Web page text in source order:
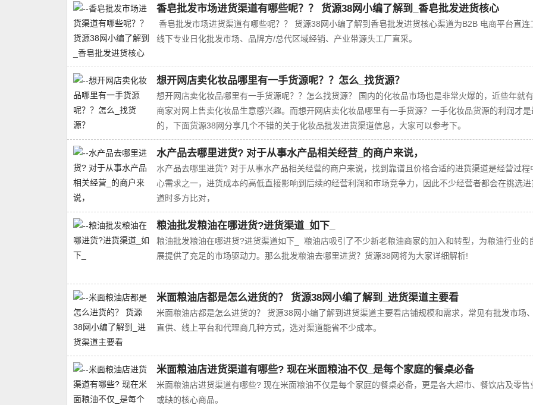
香皂批发市场进货渠道有哪些呢？？ 货源38网小编了解到_香皂批发进货核心
香皂批发市场进货渠道有哪些呢？？ 货源38网小编了解到香皂批发进货核心渠道为‌B2B 电商平台直连
线下专业日化批发市场、品牌方/总代区域经销、产业带源头工厂直采‌。‌‌
想开网店卖化妆品哪里有一手货源呢？？怎么_找货源？
想开网店卖化妆品哪里有一手货源呢？？怎么找货源？ 国内的化妆品市场也是非常火爆的，近些年就
商家对网上售卖化妆品生意感兴趣。而想开网店卖化妆品哪里有一手货源？一手化妆品货源的利润才是
的，下面货源38网分享几个不错的关于化妆品批发进货渠道信息，大家可以参考下。
水产品去哪里进货? 对于从事水产品相关经营_的商户来说，
水产品去哪里进货? 对于从事水产品相关经营的商户来说，找到靠谱且价格合适的进货渠道是经营过程
心需求之一，进货成本的高低直接影响到后续的经营利润和市场竞争力，因此不少经营者都会在挑选进
道时多方比对，
粮油批发粮油在哪进货?进货渠道_如下_
粮油批发粮油在哪进货?进货渠道如下_ 粮油店吸引了不少新老粮油商家的加入和转型，为粮油行业的
展提供了充足的市场驱动力。那么批发粮油去哪里进货？货源38网将为大家详细解析!
米面粮油店都是怎么进货的？ 货源38网小编了解到_进货渠道主要看
米面粮油店都是怎么进货的？ 货源38网小编了解到进货渠道主要看店铺规模和需求‌，常见有批发市场
直供、线上平台和代理商几种方式，选对渠道能省不少成本。‌‌‌
米面粮油店进货渠道有哪些? 现在米面粮油不仅_是每个家庭的餐桌必备
米面粮油店进货渠道有哪些? 现在米面粮油不仅是每个家庭的餐桌必备，更是各大超市、餐饮店及零售
或缺的核心商品。